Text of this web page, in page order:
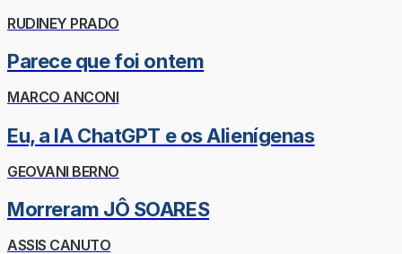
RUDINEY PRADO
Parece que foi ontem
MARCO ANCONI
Eu, a IA ChatGPT e os Alienígenas
GEOVANI BERNO
Morreram JÔ SOARES
ASSIS CANUTO